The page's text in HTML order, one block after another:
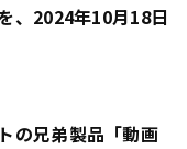
、2024年10月18日
の兄弟製品「動画